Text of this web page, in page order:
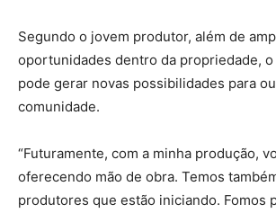
Segundo o jovem produtor, além de
oportunidades dentro da propriedade,
pode gerar novas possibilidades para
comunidade.
“Futuramente, com a minha produção,
oferecendo mão de obra. Temos
produtores que estão iniciando. Fomos